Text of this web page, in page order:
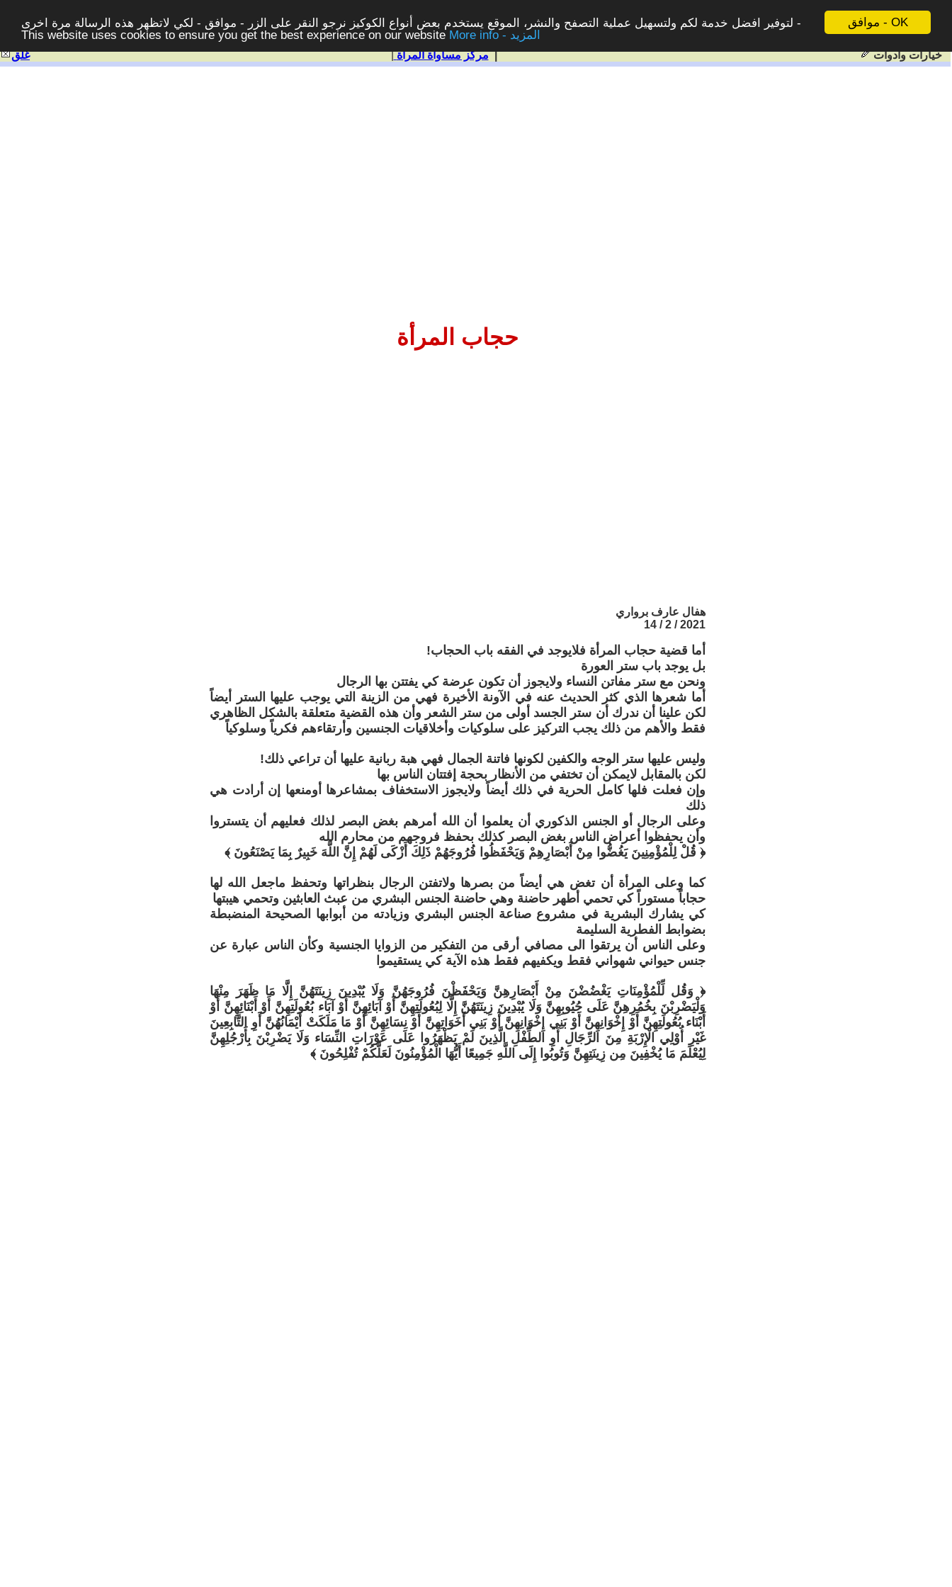
موافق - OK
لتوفير افضل خدمة لكم ولتسهيل عملية التصفح والنشر، الموقع يستخدم بعض أنواع الكوكيز نرجو النقر على الزر - موافق - لكي لاتظهر هذه الرسالة مرة اخرى -
This website uses cookies to ensure you get the best experience on our website
More info - المزيد
غلق | مركز مساواة المرأة| خيارات وادوات
حجاب المرأة
هفال عارف برواري
2021 / 2 / 14
أما قضية حجاب المرأة فلايوجد في الفقه باب الحجاب!
بل يوجد باب ستر العورة
ونحن مع ستر مفاتن النساء ولايجوز أن تكون عرضة كي يفتتن بها الرجال
أما شعرها الذي كثر الحديث عنه في الآونة الأخيرة فهي من الزينة التي يوجب عليها الستر أيضاً
لكن علينا أن ندرك أن ستر الجسد أولى من ستر الشعر وأن هذه القضية متعلقة بالشكل الظاهري
فقط والأهم من ذلك يجب التركيز على سلوكيات وأخلاقيات الجنسين وأرتقاءهم فكرياً وسلوكياً
وليس عليها ستر الوجه والكفين لكونها فاتنة الجمال فهي هبة ربانية عليها أن تراعي ذلك!
لكن بالمقابل لايمكن أن تختفي من الأنظار بحجة إفتتان الناس بها
وإن فعلت فلها كامل الحرية في ذلك أيضاً ولايجوز الاستخفاف بمشاعرها أومنعها إن أرادت هي
ذلك
وعلى الرجال أو الجنس الذكوري أن يعلموا أن الله أمرهم بغض البصر لذلك فعليهم أن يتستروا
وأن يحفظوا أعراض الناس بغض البصر كذلك بحفظ فروجهم من محارم الله
﴿ قُلْ لِلْمُؤْمِنِينَ يَغُضُّوا مِنْ أَبْصَارِهِمْ وَيَحْفَظُوا فُرُوجَهُمْ ذَلِكَ أَزْكَى لَهُمْ إِنَّ اللَّهَ خَبِيرٌ بِمَا يَصْنَعُونَ ﴾
كما وعلى المرأة أن تغض هي أيضاً من بصرها ولاتفتن الرجال بنظراتها وتحفظ ماجعل الله لها
حجاباً مستوراً كي تحمي أطهر حاضنة وهي حاضنة الجنس البشري من عبث العابثين وتحمي هيبتها
كي يشارك البشرية في مشروع صناعة الجنس البشري وزيادته من أبوابها الصحيحة المنضبطة
بضوابط الفطرية السليمة
وعلى الناس أن يرتقوا الى مصافي أرقى من التفكير من الزوايا الجنسية وكأن الناس عبارة عن
جنس حيواني شهواني فقط ويكفيهم فقط هذه الآية كي يستقيموا
﴿ وَقُل لِّلْمُؤْمِنَاتِ يَغْضُضْنَ مِنْ أَبْصَارِهِنَّ وَيَحْفَظْنَ فُرُوجَهُنَّ وَلَا يُبْدِينَ زِينَتَهُنَّ إِلَّا مَا ظَهَرَ مِنْهَا
وَلْيَضْرِبْنَ بِخُمُرِهِنَّ عَلَى جُيُوبِهِنَّ وَلَا يُبْدِينَ زِينَتَهُنَّ إِلَّا لِبُعُولَتِهِنَّ أَوْ آبَائِهِنَّ أَوْ آبَاء بُعُولَتِهِنَّ أَوْ أَبْنَائِهِنَّ أَوْ
أَبْنَاء بُعُولَتِهِنَّ أَوْ إِخْوَانِهِنَّ أَوْ بَنِي إِخْوَانِهِنَّ أَوْ بَنِي أَخَوَاتِهِنَّ أَوْ نِسَائِهِنَّ أَوْ مَا مَلَكَتْ أَيْمَانُهُنَّ أَوِ التَّابِعِينَ
غَيْرِ أُوْلِي الْإِرْبَةِ مِنَ الرِّجَالِ أَوِ الطِّفْلِ الَّذِينَ لَمْ يَظْهَرُوا عَلَى عَوْرَاتِ النِّسَاء وَلَا يَضْرِبْنَ بِأَرْجُلِهِنَّ
لِيُعْلَمَ مَا يُخْفِينَ مِن زِينَتِهِنَّ وَتُوبُوا إِلَى اللَّهِ جَمِيعًا أَيُّهَا الْمُؤْمِنُونَ لَعَلَّكُمْ تُفْلِحُونَ ﴾